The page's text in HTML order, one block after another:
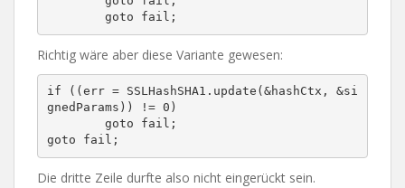
	goto fail;
Richtig wäre aber diese Variante gewesen:
if ((err = SSLHashSHA1.update(&hashCtx, &si
gnedParams)) != 0)
goto fail;
Die dritte Zeile durfte also nicht eingerückt sein.